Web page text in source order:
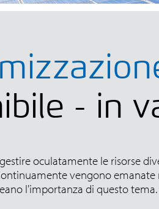
- in
oculatamente le risorse
vengono
l'importanza di questo